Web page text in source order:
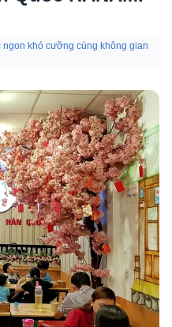
khó cưỡng cùng không gian